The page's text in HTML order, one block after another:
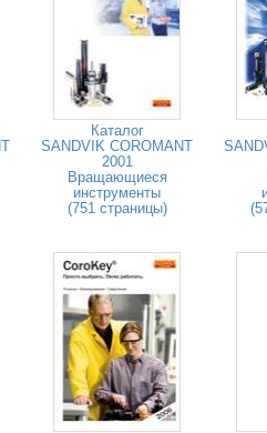
Каталог
SANDVIK COROMANT
2001
Вращающиеся
инструменты
(751 страницы)